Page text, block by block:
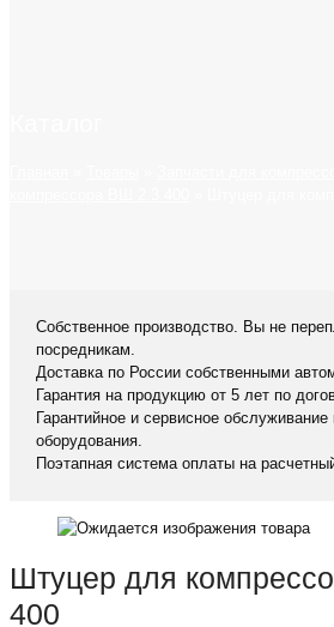
Собственное производство. Вы не
посредникам.
Доставка по России собственными
Гарантия на продукцию от 5 лет по
Гарантийное и сервисное обслуживание
оборудования.
Поэтапная система оплаты на
Штуцер для
400